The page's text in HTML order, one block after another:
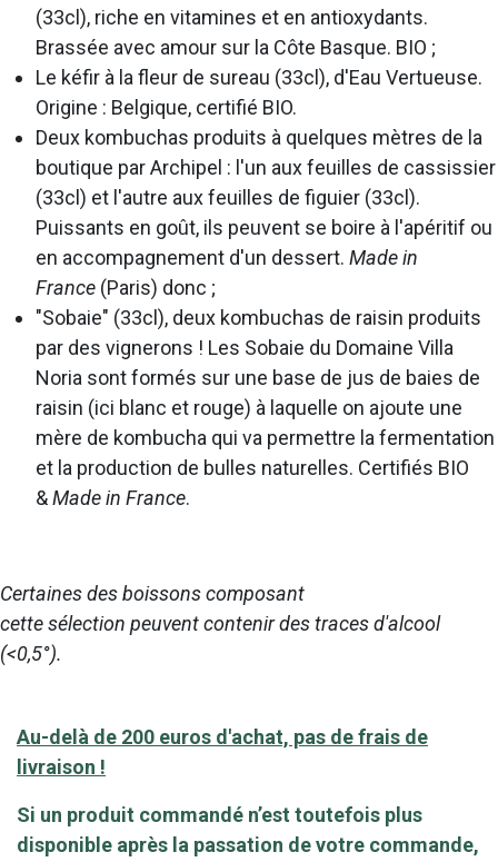
(33cl), riche en vitamines et en antioxydants.
Brassée avec amour sur la Côte Basque. BIO ;
Le kéfir à la fleur de sureau (33cl), d'Eau Vertueuse.
Origine : Belgique, certifié BIO.
Deux kombuchas produits à quelques mètres de la
boutique par Archipel : l'un aux feuilles de cassissier
(33cl) et l'autre aux feuilles de figuier (33cl).
Puissants en goût, ils peuvent se boire à l'apéritif ou
en accompagnement d'un dessert. Made in
France (Paris) donc ;
"Sobaie" (33cl), deux kombuchas de raisin produits
par des vignerons ! Les Sobaie du Domaine Villa
Noria sont formés sur une base de jus de baies de
raisin (ici blanc et rouge) à laquelle on ajoute une
mère de kombucha qui va permettre la fermentation
et la production de bulles naturelles. Certifiés BIO
&Made in France.
Certaines des boissons composant
cettesélection peuvent contenir des traces d'alcool
(<0,5°).
Au-delà de 200 euros d'achat, pas de frais de
livraison !
Si un produit commandé n’est toutefois plus
disponible après la passation de votre commande,